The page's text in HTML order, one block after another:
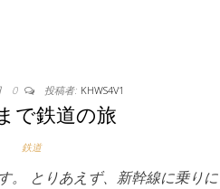
0 投稿者: KHWS4V1
で鉄道の旅
鉄道
。 とりあえず、新幹線に乗りに